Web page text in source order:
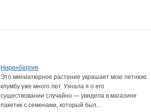
Ниренбергия
Это миниатюрное растение украшает мою летнюю
клумбу уже много лет. Узнала я о его
существовании случайно — увидела в магазине
пакетик с семенами, который был...